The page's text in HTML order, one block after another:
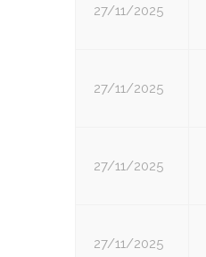
27/11/2025
27/11/2025
27/11/2025
27/11/2025